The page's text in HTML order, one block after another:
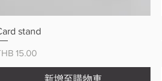
stand
格 15.00